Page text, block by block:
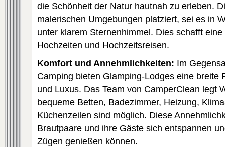
die Schönheit der Natur hautnah zu erleben.
malerischen Umgebungen platziert, sei es in
unter klarem Sternenhimmel. Dies schafft
Hochzeiten und Hochzeitsreisen.
Komfort und Annehmlichkeiten: Im
Camping bieten Glamping-Lodges eine breite
und Luxus. Das Team von CamperClean legt
bequeme Betten, Badezimmer, Heizung,
Küchenzeilen sind möglich. Diese
Brautpaare und ihre Gäste sich entspannen
Zügen genießen können.